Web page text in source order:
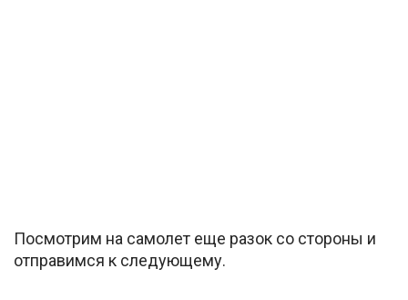
Посмотрим на самолет еще разок со стороны и
отправимся к следующему.